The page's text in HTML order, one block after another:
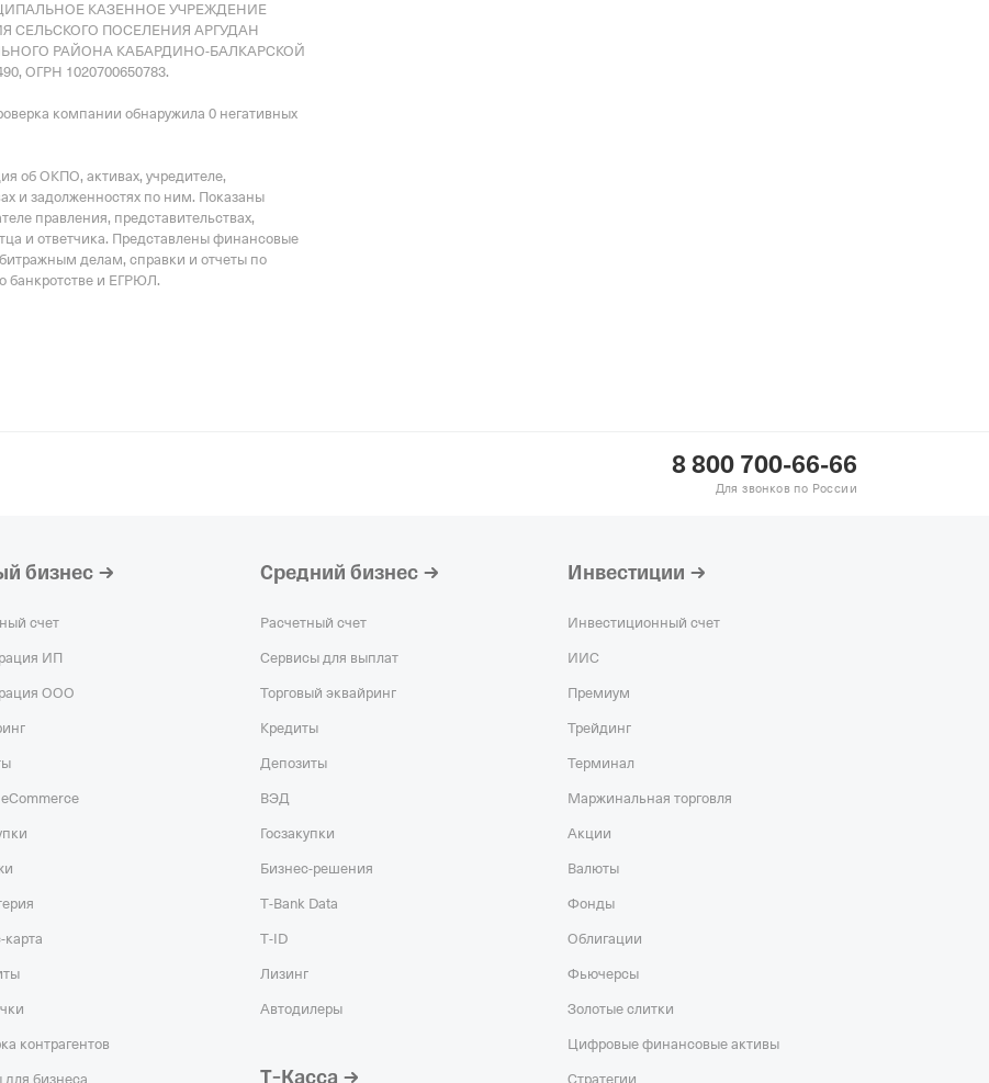
КАЗЕННОЕ УЧРЕЖДЕНИЕ
СЕЛЬСКОГО ПОСЕЛЕНИЯ АРГУДАН
РАЙОНА КАБАРДИНО-БАЛКАРСКОЙ
ОГРН 1020700650783.
компании обнаружила 0 негативных
об ОКПО, активах, учредителе,
и задолженностях по ним. Показаны
правления, представительствах,
и ответчика. Представлены финансовые
делам, справки и отчеты по
банкротстве и ЕГРЮЛ.
8 800 700-66-66
Для звонков по России
бизнес
счет
ИП
ООО
eCommerce
карта
контрагентов
для бизнеса
Средний бизнес
Расчетный счет
Сервисы для выплат
Торговый эквайринг
Кредиты
Депозиты
ВЭД
Госзакупки
Бизнес-решения
T‑Bank Data
T‑ID
Лизинг
Автодилеры
Т‑Касса
Инвестиции
Инвестиционный счет
ИИС
Премиум
Трейдинг
Терминал
Маржинальная торговля
Акции
Валюты
Фонды
Облигации
Фьючерсы
Золотые слитки
Цифровые финансовые активы
Стратегии